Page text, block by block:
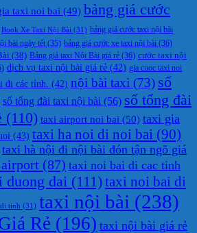
taxi noi bai (49) bảng giá cước
Book Xe Taxi Nội Bài (31) bảng giá cước taxi nội bài
bài ngày tết (35) bảng giá cước xe taxi nội bài (36)
(38) Bảng giá taxi Nội Bài giá rẻ (36) cước taxi nội
dịch vụ taxi nội bài giá rẻ (42) gia cuoc taxi noi
đi các tỉnh. (42) nội bài taxi (73) số
số tổng đài taxi nội bài (56) số tổng đài
(110) taxi airport noi bai (50) taxi gia
(43) taxi ha noi di noi bai (90)
taxi hà nội đi nội bài đón tận ngõ giá
(87) taxi noi bai di cac tinh
dai (111)taxi noi bai di
tinh (31) taxi nội bài (238)
Rẻ (196) taxi nội bài giá rẻ